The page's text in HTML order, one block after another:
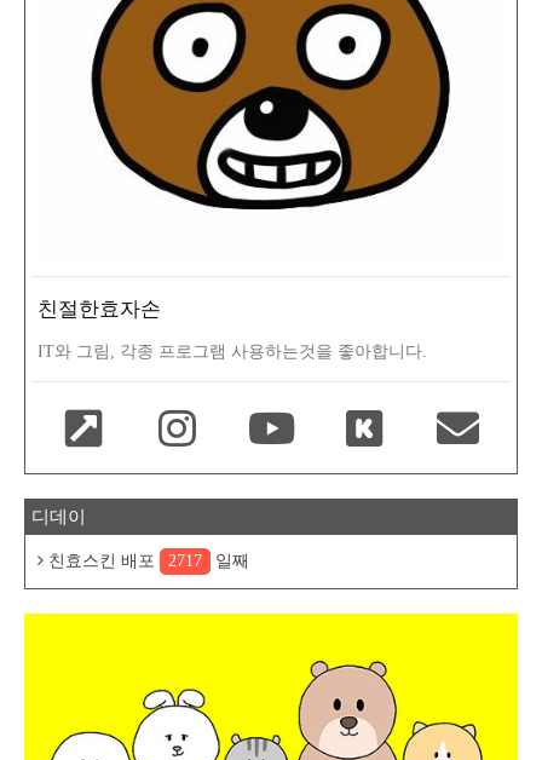
친절한효자손
IT와 그림, 각종 프로그램 사용하는것을 좋아합니다.
디데이
친효스킨 배포 2717 일째